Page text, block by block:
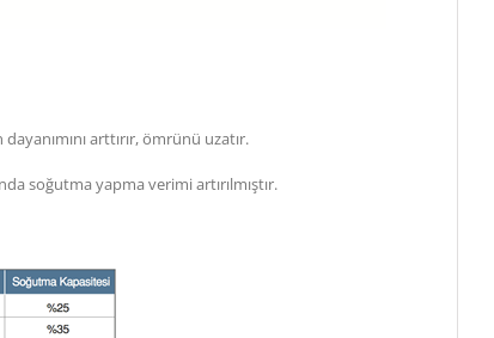
arttırır, ömrünü uzatır.
soğutma yapma verimi artırılmıştır.